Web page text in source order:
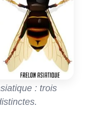
: trois